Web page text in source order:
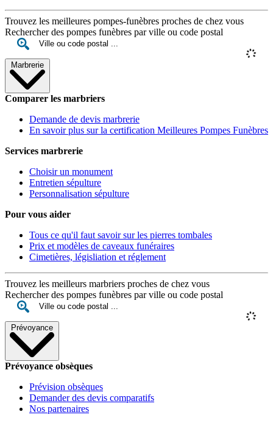
Trouvez les meilleures pompes-funèbres proches de chez vous
Rechercher des pompes funèbres par ville ou code postal
Marbrerie
Comparer les marbriers
Demande de devis marbrerie
En savoir plus sur la certification Meilleures Pompes Funèbres
Services marbrerie
Choisir un monument
Entretien sépulture
Personnalisation sépulture
Pour vous aider
Tous ce qu'il faut savoir sur les pierres tombales
Prix et modèles de caveaux funéraires
Cimetières, législiation et réglement
Trouvez les meilleurs marbriers proches de chez vous
Rechercher des pompes funèbres par ville ou code postal
Prévoyance
Prévoyance obsèques
Prévision obsèques
Demander des devis comparatifs
Nos partenaires